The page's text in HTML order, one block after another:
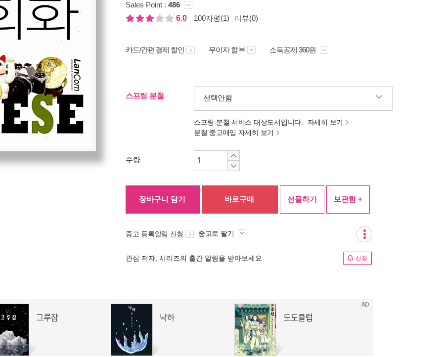
Sales Point : 486
6.0
100자평(1) 리뷰(0)
카드/간편결제 할인 무이자 할부 소득공제 360원
스프링 분철 선택안함
스프링 분철 서비스 대상도서입니다.
자세히 보기
분철 중고매입 자세히 보기
수량
장바구니 담기 바로구매 선물하기 보관함 +
중고 등록알림 신청 중고로 팔기
관심 저자, 시리즈의 출간 알림을 받아보세요 신청